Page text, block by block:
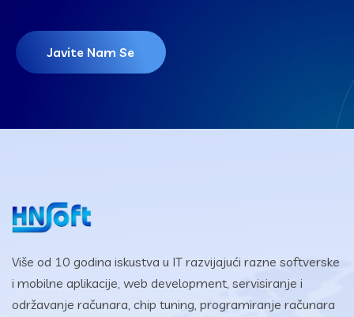
Javite Nam Se
Više od 10 godina iskustva u IT razvijajući razne softverske
i mobilne aplikacije, web development, servisiranje i
održavanje računara, chip tuning, programiranje računara